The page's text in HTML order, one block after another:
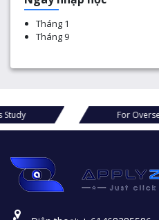
Tháng 1
Tháng 9
For Overseas Study